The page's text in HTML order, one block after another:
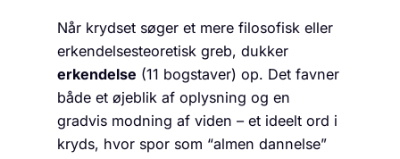
Når krydset søger et mere filosofisk eller
erkendelsesteoretisk greb, dukker
erkendelse (11 bogstaver) op. Det favner
både et øjeblik af oplysning og en
gradvis modning af viden – et ideelt ord i
kryds, hvor spor som “almen dannelse”